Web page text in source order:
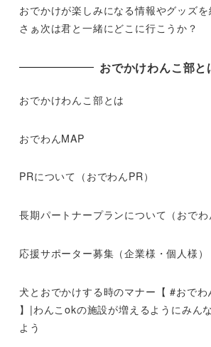
おでかけが楽しみになる情報やグッズを
さぁ次は君と一緒にどこに行こうか？
おでかけわんこ部と
おでかけわんこ部とは
おでわんMAP
PRについて（おでわんPR）
長期パートナープランについて（おでわ
応援サポーター募集（企業様・個人様）
犬とおでかけする時のマナー【 #おでわ
】|わんこokの施設が増えるようにみん
よう